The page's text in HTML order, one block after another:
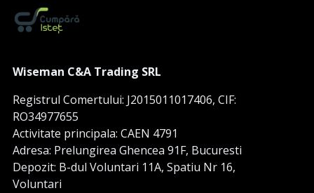
Wiseman C&A Trading SRL
Registrul Comertului: J2015011017406, CIF:
RO34977655
Activitate principala: CAEN 4791
Adresa: Prelungirea Ghencea 91F, Bucuresti
Depozit: B-dul Voluntari 11A, Spatiu Nr 16,
Voluntari